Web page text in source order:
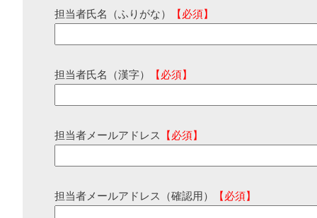
担当者氏名（ふりがな） 【必須】
担当者氏名（漢字） 【必須】
担当者メールアドレス 【必須】
担当者メールアドレス（確認用） 【必須】